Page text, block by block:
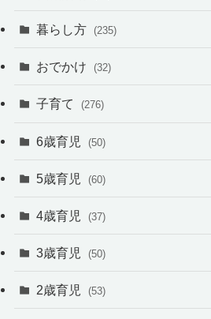
暮らし方 (235)
おでかけ (32)
子育て (276)
6歳育児 (50)
5歳育児 (60)
4歳育児 (37)
3歳育児 (50)
2歳育児 (53)